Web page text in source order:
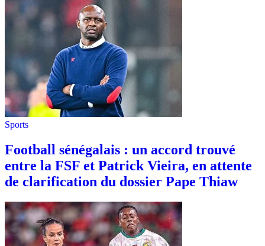
Sports
Football sénégalais : un accord trouvé
entre la FSF et Patrick Vieira, en attente
de clarification du dossier Pape Thiaw